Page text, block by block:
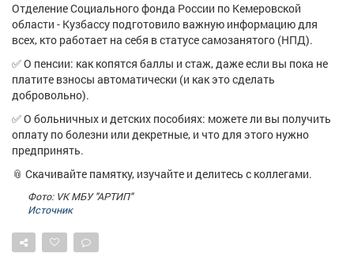
Обучение Проекты
Товары
Отделение Социального фонда России по Кемеровской
области - Кузбассу подготовило важную информацию для
всех, кто работает на себя в статусе самозанятого (НПД).
✅ О пенсии: как копятся баллы и стаж, даже если вы пока не
платите взносы автоматически (и как это сделать
добровольно).
✅ О больничных и детских пособиях: можете ли вы получить
оплату по болезни или декретные, и что для этого нужно
предпринять.
📎 Скачивайте памятку, изучайте и делитесь с коллегами.
Фото: VK МБУ "АРТИП"
Источник